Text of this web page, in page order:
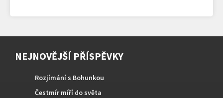
NEJNOVĚJŠÍ PŘÍSPĚVKY
Rozjímání s Bohunkou
Čestmír míří do světa